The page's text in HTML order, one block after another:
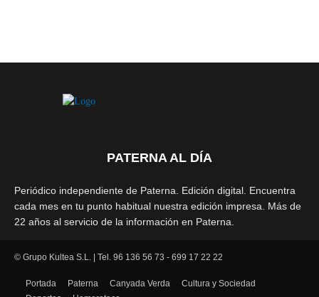
PATERNA AL DÍA
Periódico independiente de Paterna. Edición digital. Encuentra
cada mes en tu punto habitual nuestra edición impresa. Más de
22 años al servicio de la información en Paterna.
SÍGUENOS
© Grupo Kultea S.L. | Tel. 96 136 56 73 - 699 17 22 22
Portada Paterna Canyada Verda
Cultura y Sociedad